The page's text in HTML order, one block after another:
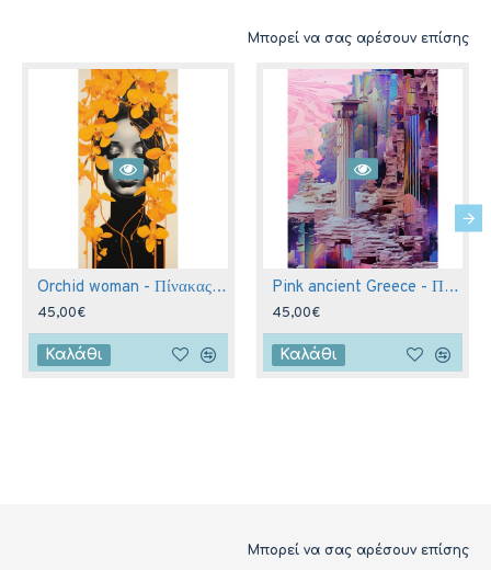
Μπορεί να σας αρέσουν επίσης
Orchid woman - Πίνακας σε καμβά
45,00€
Καλάθι
Pink ancient Greece - Πίνακας σε καμβά
45,00€
Καλάθι
Μπορεί να σας αρέσουν επίσης